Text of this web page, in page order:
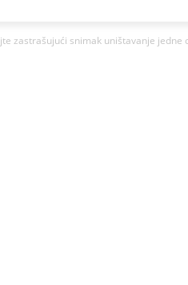
zastrašujući snimak uništavanje